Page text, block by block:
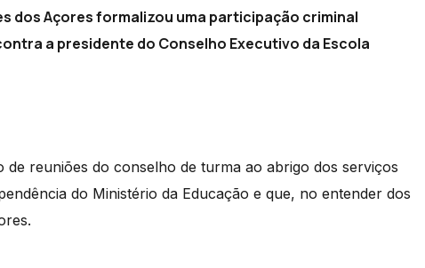
dos Açores formalizou uma participação criminal
a presidente do Conselho Executivo da Escola
de reuniões do conselho de turma ao abrigo dos serviços
do Ministério da Educação e que, no entender dos